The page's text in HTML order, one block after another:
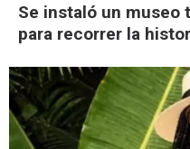
Se instaló un museo
para recorrer la